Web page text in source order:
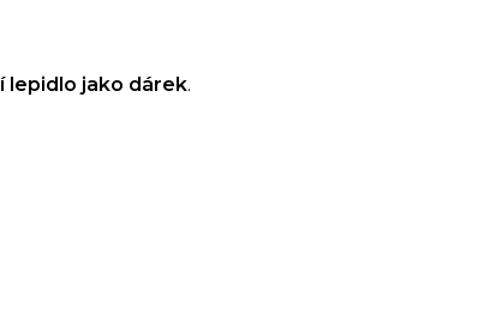
lepidlo jako dárek.